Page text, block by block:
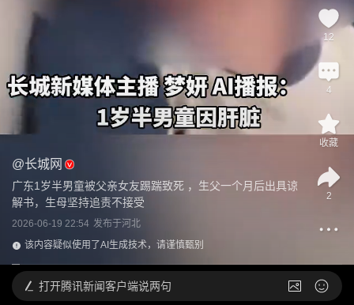
@长城网
广东1岁半男童被父亲女友踢踹致死 ，生父一个月后出具谅
解书，生母坚持追责不接受
2026-06-19 22:54 发布于河北
该内容疑似使用了AI生成技术，请谨慎甄别
12
4
收藏
2
打开腾讯新闻客户端说两句